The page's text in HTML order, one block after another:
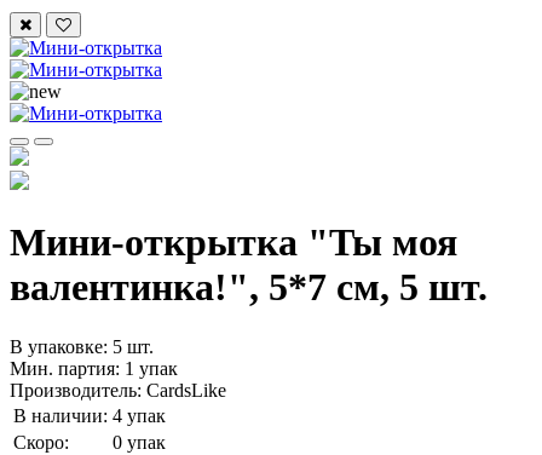
Мини-открытка "Ты моя
валентинка!", 5*7 см, 5 шт.
В упаковке: 5 шт.
Мин. партия: 1 упак
Производитель: CardsLike
В наличии: 4 упак
Скоро:
0 упак